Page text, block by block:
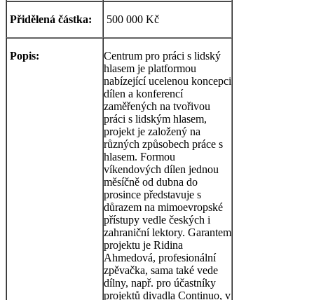
Přidělená částka: 500 000 Kč
Popis:
Centrum pro práci s lidský
hlasem je platformou
nabízející ucelenou koncepci
dílen a konferencí
zaměřených na tvořivou
práci s lidským hlasem,
projekt je založený na
různých způsobech práce s
hlasem. Formou
víkendových dílen jednou
měsíčně od dubna do
prosince představuje s
důrazem na mimoevropské
přístupy vedle českých i
zahraniční lektory. Garantem
projektu je Ridina
Ahmedová, profesionální
zpěvačka, sama také vede
dílny, např. pro účastníky
projektů divadla Continuo, v